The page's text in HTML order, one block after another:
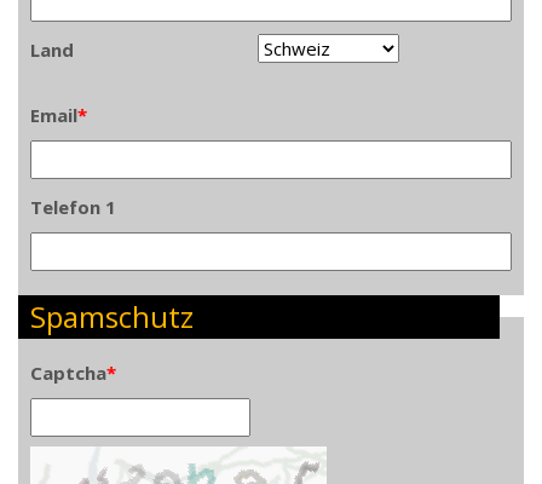
Land
Email*
Telefon 1
Spamschutz
Captcha*